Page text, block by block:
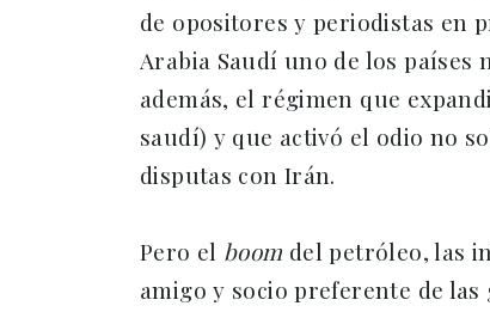
de opositores y periodistas en
Arabia Saudí uno de los países
además, el régimen que
saudí) y que activó el odio no
disputas con Irán.
Pero el boom del petróleo, las
amigo y socio preferente de